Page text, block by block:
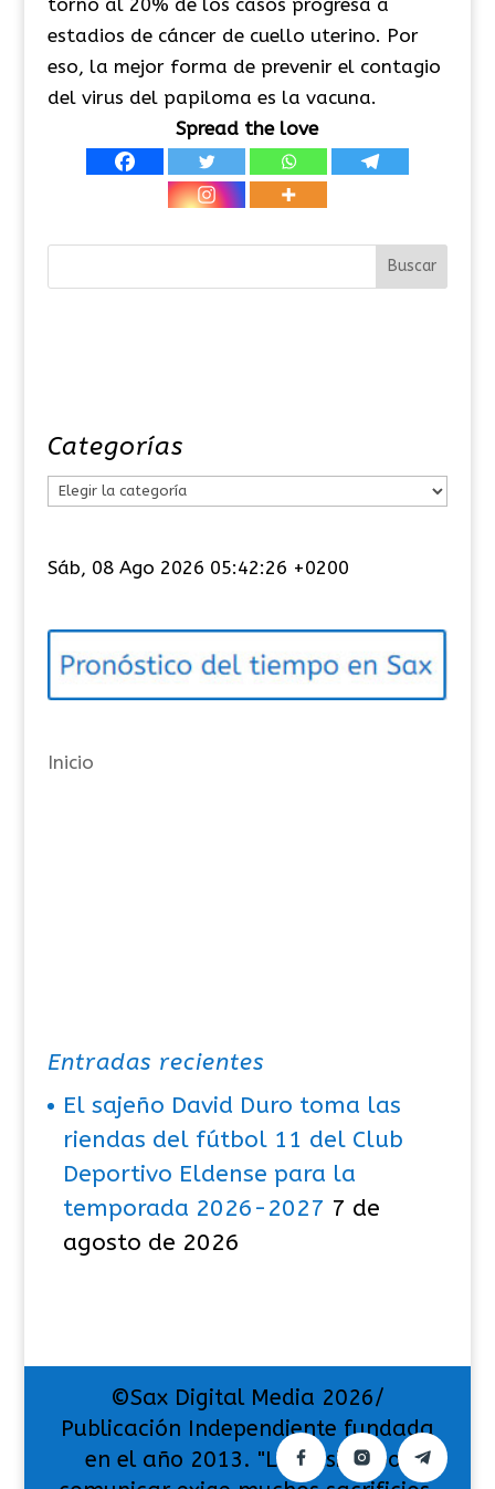
estadios de cáncer de cuello uterino. Por
eso, la mejor forma de prevenir el contagio
del virus del papiloma es la vacuna.
Spread the love
Categorías
e
o
í
s
Sáb, 08 Ago 2026 05:42:26 +0200
Inicio
Entradas recientes
El sajeño David Duro toma las
riendas del fútbol 11 del Club
Deportivo Eldense para la
temporada 2026-2027 7 de
agosto de 2026
©Sax Digital Media 2026/
Publicación Independiente fundada
en el año 2013. "La pasión por